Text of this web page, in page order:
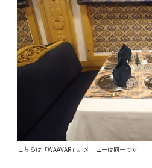
こちらは「WAAVAR」。メニューは同一です